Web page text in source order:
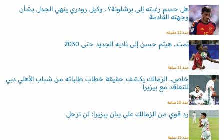
هل حسم رغبته إلى برشلونة؟.. وكيل رودري ينهي الجدل بشأن
وجهته القادمة
منذ 12 دقيقه
تمت.. هيثم حسن إلى ناديه الجديد حتى 2030
منذ 11 ساعة
خاص.. الزمالك يكشف حقيقة خطاب طلباته من شباب الأهلي دبي
للتعاقد مع بيزيرا
منذ 10 ساعة
رد قوي من الزمالك على بيان بيزيرا: لن ترحل
منذ 12 ساعة